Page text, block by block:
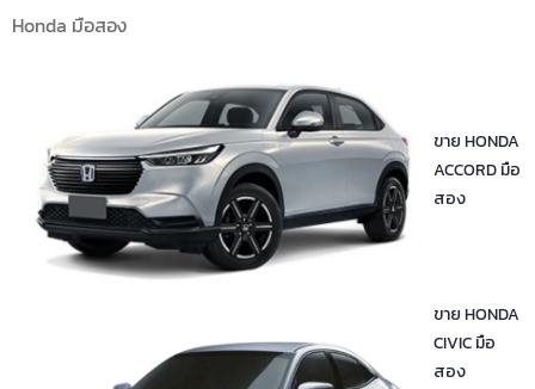
Honda มือสอง
ขาย HONDA
ACCORD มือ
สอง
ขาย HONDA
CIVIC มือ
สอง